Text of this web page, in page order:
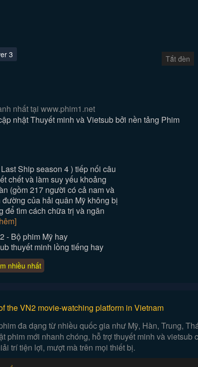
3 Tắt đèn
nhất tại www.phim1.net
nhật Thuyết minh và Vietsub bởi nền tảng Phim
Ship season 4 ) tiếp nối câu
chết và làm suy yếu khoảng
(gồm 217 người có cả nam và
của hải quân Mỹ không bị
để tìm cách chữa trị và ngăn
- Bộ phim Mỹ hay
thuyết minh lồng tiếng hay
nhiều nhất
the VN2 movie-watching platform in Vietnam
đa dạng từ nhiều quốc gia như Mỹ, Hàn, Trung,
mới nhanh chóng, hỗ trợ thuyết minh và
trí tiện lợi, mượt mà trên mọi thiết bị.